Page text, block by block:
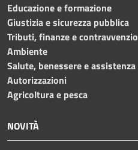
Educazione e formazione
Giustizia e sicurezza pubblica
Tributi, finanze e
Ambiente
Salute, benessere e assistenza
Autorizzazioni
Agricoltura e pesca
NOVITÀ